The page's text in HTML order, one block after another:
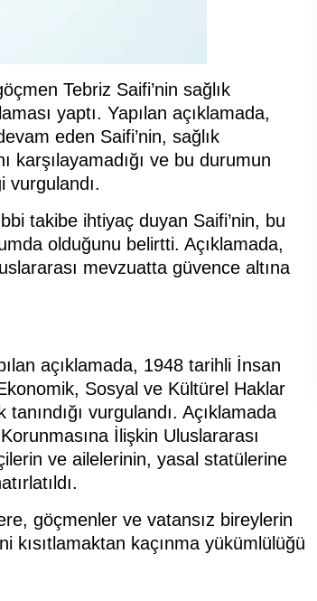
Tebriz Saifi’nin sağlık
yaptı. Yapılan açıklamada,
eden Saifi’nin, sağlık
karşılayamadığı ve bu durumun
vurgulandı.
takibe ihtiyaç duyan Saifi’nin, bu
olduğunu belirtti. Açıklamada,
mevzuatta güvence altına
açıklamada, 1948 tarihli İnsan
Sosyal ve Kültürel Haklar
vurgulandı. Açıklamada
İlişkin Uluslararası
ve ailelerinin, yasal statülerine
göçmenler ve vatansız bireylerin
kısıtlamaktan kaçınma yükümlülüğü